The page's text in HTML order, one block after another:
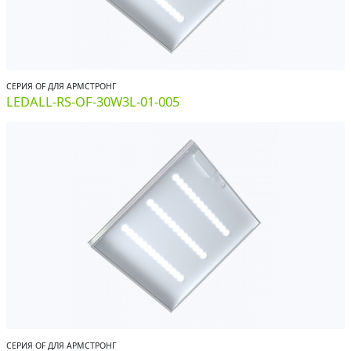
СЕРИЯ OF ДЛЯ АРМСТРОНГ
LEDALL-RS-OF-30W3L-01-005
СЕРИЯ OF ДЛЯ АРМСТРОНГ